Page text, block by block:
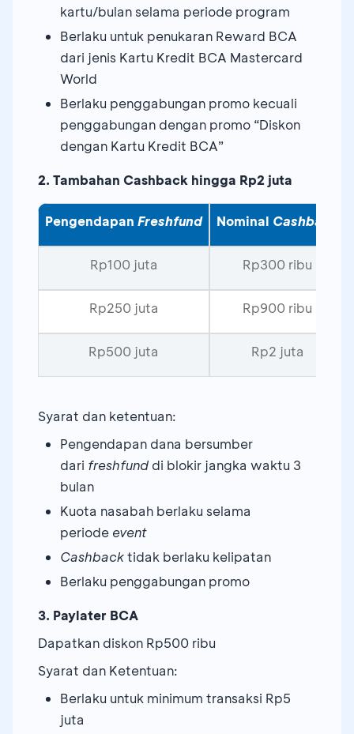
kartu/bulan selama periode program
Berlaku untuk penukaran Reward BCA
dari jenis Kartu Kredit BCA Mastercard
World
Berlaku penggabungan promo kecuali
penggabungan dengan promo “Diskon
dengan Kartu Kredit BCA”
2. Tambahan Cashback hingga Rp2 juta
Pengendapan Freshfund Nominal Cashback
Rp100 juta Rp300 ribu
Rp250 juta Rp900 ribu
Rp500 juta Rp2 juta
Syarat dan ketentuan:
Pengendapan dana bersumber
dari freshfund di blokir jangka waktu 3
bulan
Kuota nasabah berlaku selama
periode event
Cashbacktidak berlaku kelipatan
Berlaku penggabungan promo
3. Paylater BCA
Dapatkan diskon Rp500 ribu
Syarat dan Ketentuan:
Berlaku untuk minimum transaksi Rp5
juta